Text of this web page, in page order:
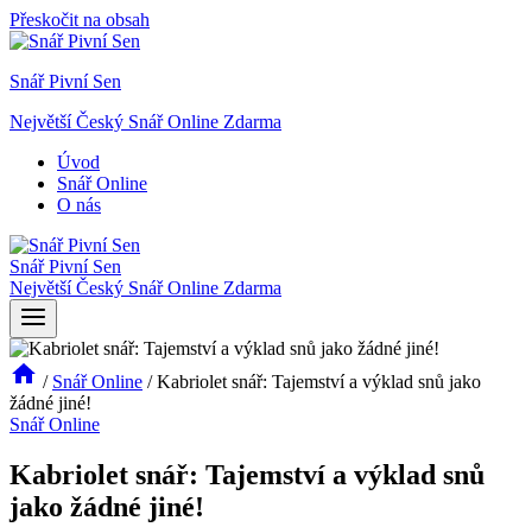
Přeskočit na obsah
Snář Pivní Sen
Největší Český Snář Online Zdarma
Úvod
Snář Online
O nás
Snář Pivní Sen
Největší Český Snář Online Zdarma
/ Snář Online / Kabriolet snář: Tajemství a výklad snů jako
žádné jiné!
Snář Online
Kabriolet snář: Tajemství a výklad snů
jako žádné jiné!